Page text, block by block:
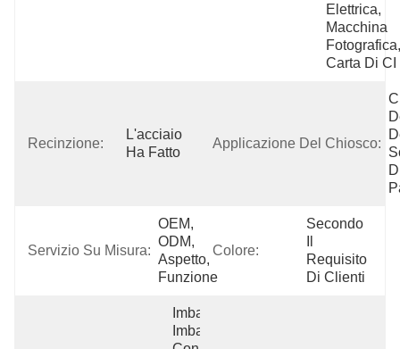
Elettrica,
Macchina
Fotografica,
Carta Di CI
Recinzione:
L'acciaio
Ha Fatto
Applicazione Del Chiosco:
Servizio Su Misura:
OEM,
ODM,
Aspetto,
Funzione
Colore:
Secondo
Requisito
Di Clienti
Imballaggio:
Imballato